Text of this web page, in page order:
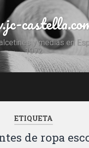
y medias en
1972
ETIQUETA
de ropa